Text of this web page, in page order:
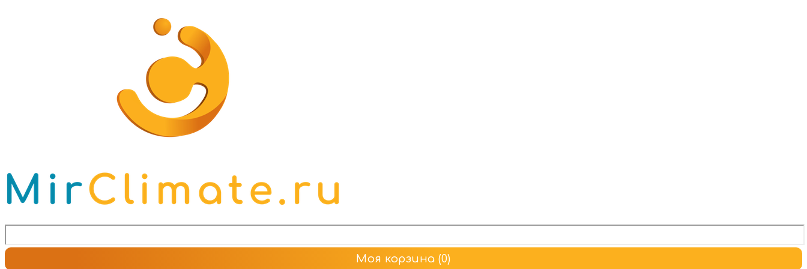
Моя корзина (0)